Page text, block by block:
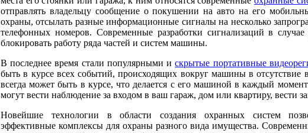
отправлять владельцу сообщение о покушении на авто на его
охраны, отсылать разные информационные сигналы на несколько
телефонных номеров. Современные разработки сигнализаций в
блокировать работу ряда частей и систем машины.
В последнее время стали популярными искрытые портативные
быть в курсе всех событий, происходящих вокруг машины в отсутствие
всегда может быть в курсе, что делается с его машиной в каждый
могут вести наблюдение за входом в ваш гараж, дом или квартиру, вести
Новейшие технологии в области создания охранных систем
эффективные комплексы для охраны разного вида имущества.